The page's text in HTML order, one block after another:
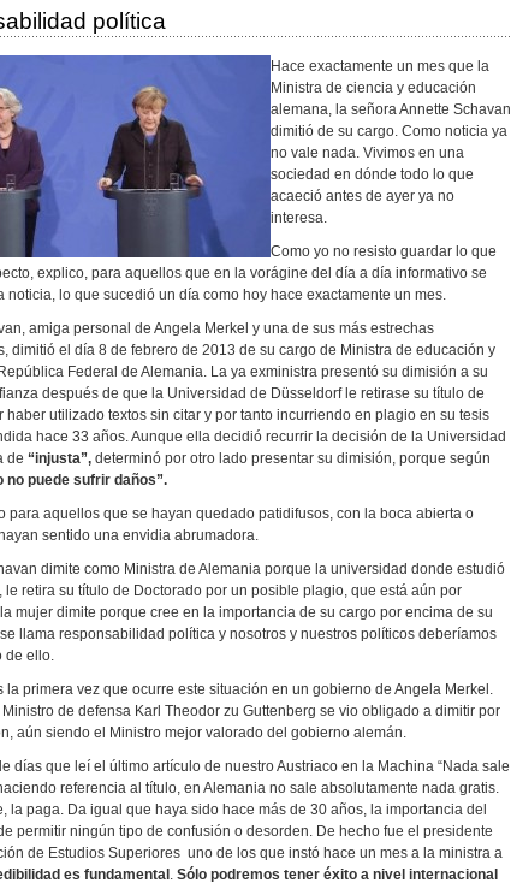
política
Hace exactamente un mes que la
Ministra de ciencia y educación
alemana, la señora Annette Schavan
dimitió de su cargo. Como noticia ya
no vale nada. Vivimos en una
sociedad en dónde todo lo que
acaeció antes de ayer ya no
interesa.
Como yo no resisto guardar lo que
explico, para aquellos que en la vorágine del día a día informativo se
noticia, lo que sucedió un día como hoy hace exactamente un mes.
amiga personal de Angela Merkel y una de sus más estrechas
dimitió el día 8 de febrero de 2013 de su cargo de Ministra de educación y
Federal de Alemania. La ya exministra presentó su dimisión a su
después de que la Universidad de Düsseldorf le retirase su título de
haber utilizado textos sin citar y por tanto incurriendo en plagio en su tesis
hace 33 años. Aunque ella decidió recurrir la decisión de la Universidad
de “injusta”, determinó por otro lado presentar su dimisión, porque según
no puede sufrir daños”.
para aquellos que se hayan quedado patidifusos, con la boca abierta o
sentido una envidia abrumadora.
dimite como Ministra de Alemania porque la universidad donde estudió
le retira su título de Doctorado por un posible plagio, que está aún por
mujer dimite porque cree en la importancia de su cargo por encima de su
llama responsabilidad política y nosotros y nuestros políticos deberíamos
de ello.
la primera vez que ocurre este situación en un gobierno de Angela Merkel.
Ministro de defensa Karl Theodor zu Guttenberg se vio obligado a dimitir por
aún siendo el Ministro mejor valorado del gobierno alemán.
días que leí el último artículo de nuestro Austriaco en la Machina “Nada sale
referencia al título, en Alemania no sale absolutamente nada gratis.
la paga. Da igual que haya sido hace más de 30 años, la importancia del
permitir ningún tipo de confusión o desorden. De hecho fue el presidente
de Estudios Superiores uno de los que instó hace un mes a la ministra a
es fundamental . Sólo podremos tener éxito a nivel internacional